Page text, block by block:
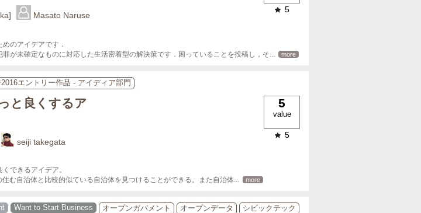
Masato Naruse
のアイデアです．
が未確定なものに対応した生活密着型の解決策です．困っていることを投稿し，そ... more
5
エントリー作品 - アイディア部門
と良くするア
seiji takegata
できるアイデア。
む自治体と比較的似ている自治体を見つけることができる。また自治体... more
5
value
5
Want to Start Business オープンガバメント オープンデータ
シビックテック